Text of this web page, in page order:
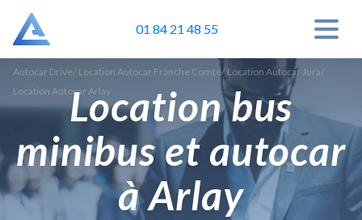
01 84 21 48 55
Autocar Drive/ Location Autocar Franche Comte/ Location Autocar Jura/
Location Autocar ArlayLocation bus
minibus et autocar
à Arlay